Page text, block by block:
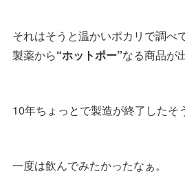
それはそうと温かいポカリで調べ
製薬から“ホットポー”なる商品が
10年ちょっとで製造が終了したそ
一度は飲んでみたかったなぁ。